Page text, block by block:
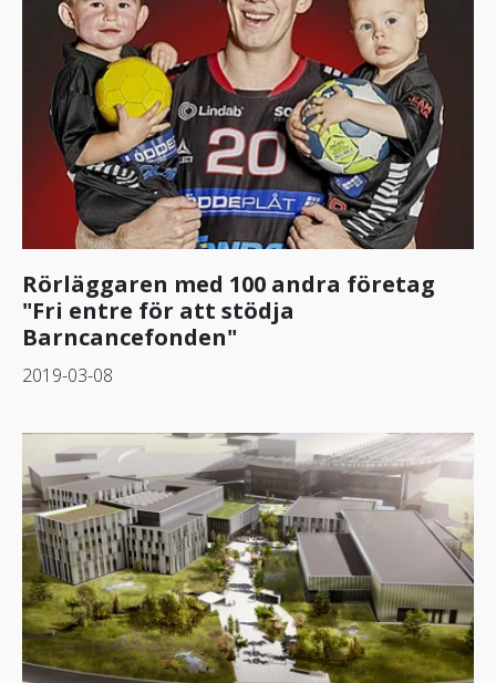
Rörläggaren med 100 andra företag
"Fri entre för att stödja
Barncancefonden"
2019-03-08